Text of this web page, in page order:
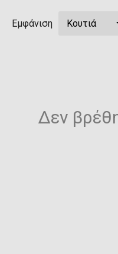
Εμφάνιση
Δεν